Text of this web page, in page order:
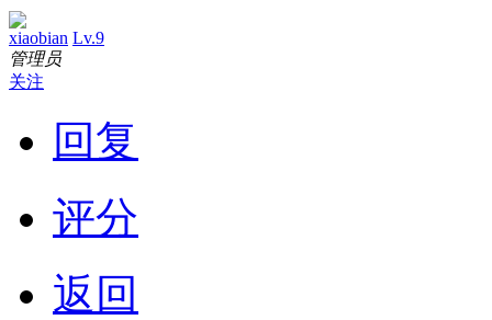
xiaobian Lv.9
管理员
关注
回复
评分
返回